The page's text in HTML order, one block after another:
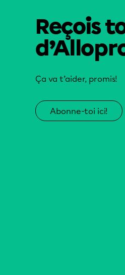
Reçois
Ça va t’aider, promis!
Abonne-toi ici!